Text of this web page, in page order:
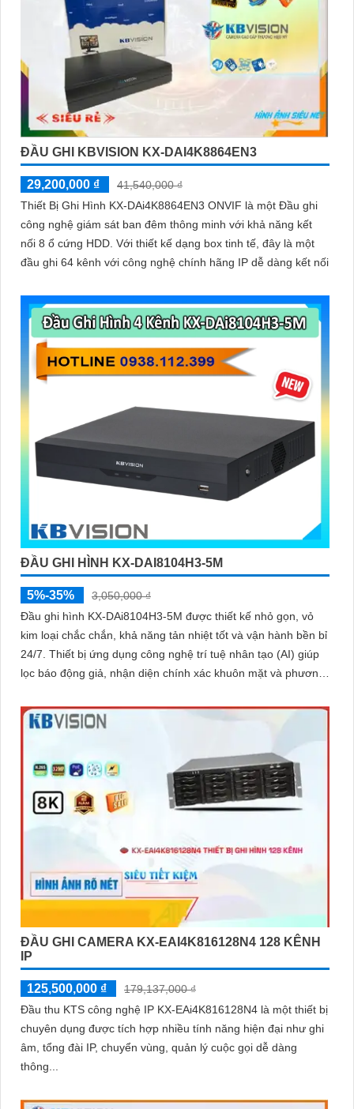
ĐẦU GHI KBVISION KX-DAI4K8864EN3
29,200,000 ₫
41,540,000 ₫
Thiết Bị Ghi Hình KX-DAi4K8864EN3 ONVIF là một Đầu ghi
công nghệ giám sát ban đêm thông minh với khả năng kết
nối 8 ổ cứng HDD. Với thiết kế dạng box tinh tế, đây là một
đầu ghi 64 kênh với công nghệ chính hãng IP dễ dàng kết nối
ĐẦU GHI HÌNH KX-DAI8104H3-5M
5%-35%
3,050,000 ₫
Đầu ghi hình KX-DAi8104H3-5M được thiết kế nhỏ gọn, vỏ
kim loại chắc chắn, khả năng tản nhiệt tốt và vận hành bền bỉ
24/7. Thiết bị ứng dụng công nghệ trí tuệ nhân tạo (AI) giúp
lọc báo động giả, nhận diện chính xác khuôn mặt và phương
ĐẦU GHI CAMERA KX-EAI4K816128N4 128 KÊNH
IP
125,500,000 ₫
179,137,000 ₫
Đầu thu KTS công nghệ IP KX-EAi4K816128N4 là một thiết bị
chuyên dụng được tích hợp nhiều tính năng hiện đại như ghi
âm, tổng đài IP, chuyển vùng, quản lý cuộc gọi dễ dàng
thông...